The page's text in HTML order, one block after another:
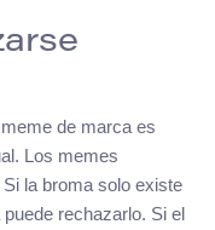
de marca es
Los memes
la broma solo existe
rechazarlo. Si el